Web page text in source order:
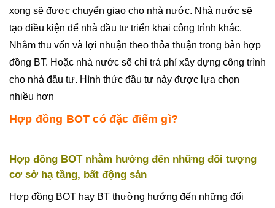
xong sẽ được chuyển giao cho nhà nước. Nhà nước sẽ
tạo điều kiện để nhà đầu tư triển khai công trình khác.
Nhằm thu vốn và lợi nhuận theo thỏa thuận trong bản hợp
đồng BT. Hoặc nhà nước sẽ chi trả phí xây dựng công trình
cho nhà đầu tư. Hình thức đầu tư này được lựa chọn
nhiều hơn
Hợp đồng BOT có đặc điểm gì?
Hợp đồng BOT nhằm hướng đến những đối tượng
cơ sở hạ tầng, bất động sản
Hợp đồng BOT hay BT thường hướng đến những đối